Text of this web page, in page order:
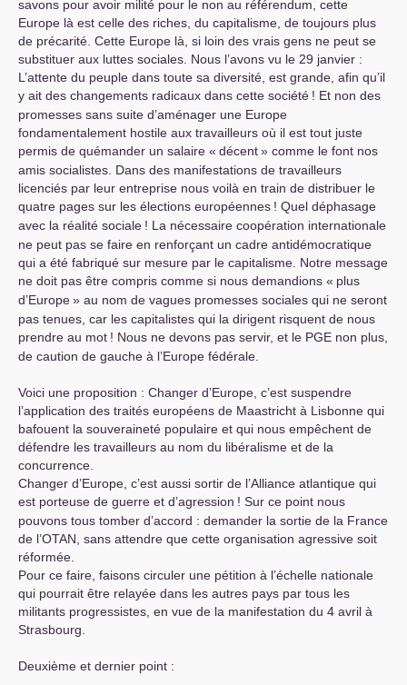
savons pour avoir milité pour le non au référendum, cette
Europe là est celle des riches, du capitalisme, de toujours plus
de précarité. Cette Europe là, si loin des vrais gens ne peut se
substituer aux luttes sociales. Nous l’avons vu le 29 janvier :
L’attente du peuple dans toute sa diversité, est grande, afin qu’il
y ait des changements radicaux dans cette société ! Et non des
promesses sans suite d’aménager une Europe
fondamentalement hostile aux travailleurs où il est tout juste
permis de quémander un salaire « décent» comme le font nos
amis socialistes. Dans des manifestations de travailleurs
licenciés par leur entreprise nous voilà en train de distribuer le
quatre pages sur les élections européennes ! Quel déphasage
avec la réalité sociale ! La nécessaire coopération internationale
ne peut pas se faire en renforçant un cadre antidémocratique
qui a été fabriqué sur mesure par le capitalisme. Notre message
ne doit pas être compris comme si nous demandions « plus
d’Europe» au nom de vagues promesses sociales qui ne seront
pas tenues, car les capitalistes qui la dirigent risquent de nous
prendre au mot ! Nous ne devons pas servir, et le PGE non plus,
de caution de gauche à l’Europe fédérale.
Voici une proposition : Changer d’Europe, c’est suspendre
l’application des traités européens de Maastricht à Lisbonne qui
bafouent la souveraineté populaire et qui nous empêchent de
défendre les travailleurs au nom du libéralisme et de la
concurrence.
Changer d’Europe, c’est aussi sortir de l’Alliance atlantique qui
est porteuse de guerre et d’agression ! Sur ce point nous
pouvons tous tomber d’accord : demander la sortie de la France
de l’OTAN , sans attendre que cette organisation agressive soit
réformée.
Pour ce faire, faisons circuler une pétition à l’échelle nationale
qui pourrait être relayée dans les autres pays par tous les
militants progressistes, en vue de la manifestation du 4 avril à
Strasbourg.
Deuxième et dernier point :